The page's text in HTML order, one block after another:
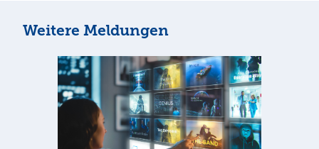
Weitere Meldungen